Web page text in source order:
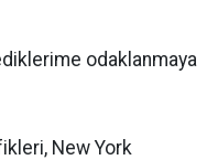
odaklanmaya
New York